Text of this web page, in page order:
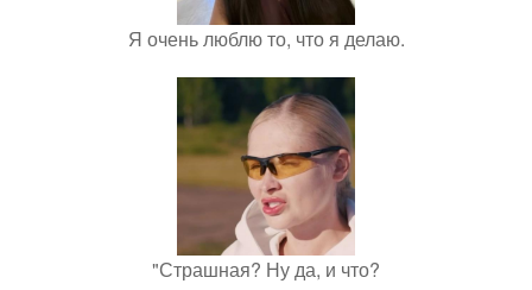
Я очень люблю то, что я делаю.
"Страшная? Ну да, и что?